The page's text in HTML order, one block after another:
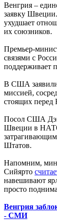
Венгрия –
заявку
ухудшает
их союзников.
Премьер-
связями с
поддерживает
В США
миссией,
стоящих
Посол США
Швеции в НАТО
Штатов.
Напомним,
Сийярто
навешивают
просто
Венгрия
- СМИ